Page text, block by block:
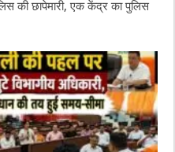
की छापेमारी, एक केंद्र का पुलिस